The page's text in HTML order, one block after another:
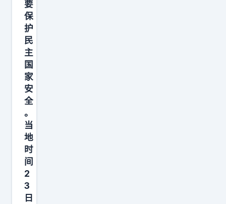
地
”
，
每
天
就
是
到
处
乱
跑
，
到
处
要
保
护
民
主
国
家
安
全
。
当
地
时
间
2
3
日